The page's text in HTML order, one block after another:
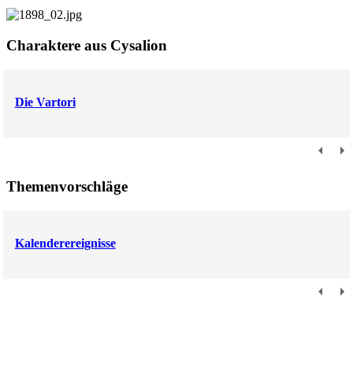
Charaktere aus Cysalion
Die Vartori
Themenvorschläge
Kalenderereignisse